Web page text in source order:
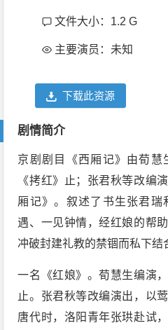
文件大小：1.2 G
主要演员：未知
下载此资源
剧情简介
京剧剧目《西厢记》由荀慧
《拷红》止；张君秋等改编
厢记》。叙述了书生张君瑞
遇、一见钟情，经红娘的帮
冲破封建礼教的禁锢而私下结
一名《红娘》。荀慧生编演
止。张君秋等改编演出，以
唐代时，洛阳青年张珙赴试